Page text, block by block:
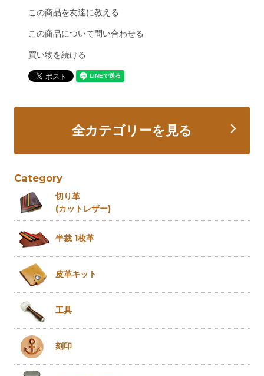
この商品を友達に教える
この商品について問い合わせる
買い物を続ける
全カテゴリーを見る
Category
切り革
(カットレザー)
半裁 1枚革
皮革キット
工具
刻印